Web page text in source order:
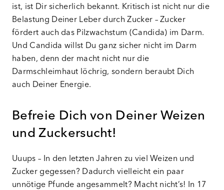
ist, ist Dir sicherlich bekannt. Kritisch ist nicht nur die
Belastung Deiner Leber durch Zucker – Zucker
fördert auch das Pilzwachstum (Candida) im Darm.
Und Candida willst Du ganz sicher nicht im Darm
haben, denn der macht nicht nur die
Darmschleimhaut löchrig, sondern beraubt Dich
auch Deiner Energie.
Befreie Dich von Deiner Weizen
und Zuckersucht!
Uuups – In den letzten Jahren zu viel Weizen und
Zucker gegessen? Dadurch vielleicht ein paar
unnötige Pfunde angesammelt? Macht nicht’s! In 17